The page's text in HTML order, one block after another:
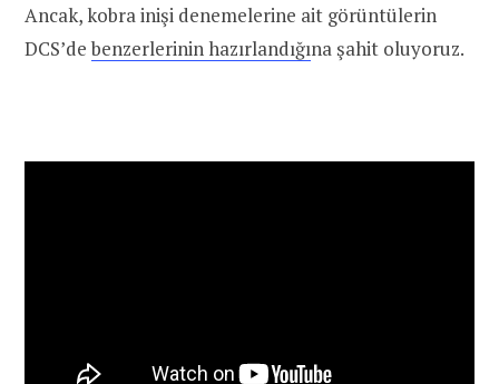
Ancak, kobra inişi denemelerine ait görüntülerin
DCS’debenzerlerinin hazırlandığına şahit oluyoruz.